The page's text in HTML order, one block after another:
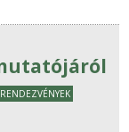
RENDEZVÉNYEK